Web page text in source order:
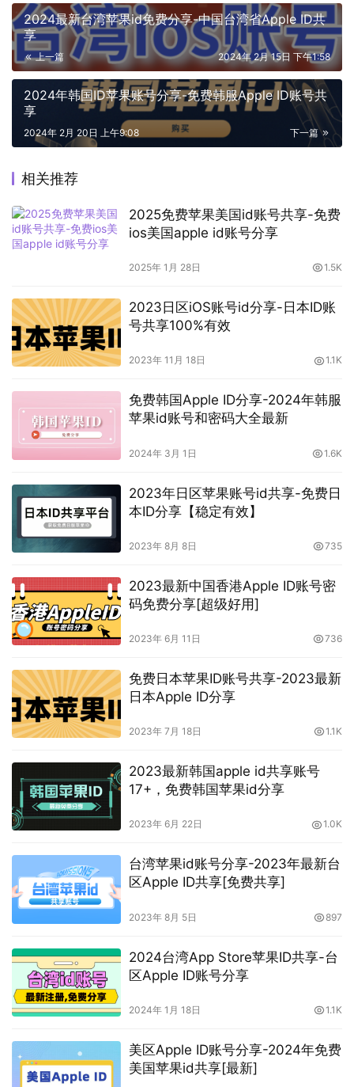
2024最新台湾苹果id免费分享-中国台湾省Apple ID共
享
上一篇 2024年 2月 15日 下午1:58
2024年韩国ID苹果账号分享-免费韩服Apple ID账号共
享
下一篇
2024年 2月 20日 上午9:08
相关推荐
2025免费苹果美国id账号共享-免费
ios美国apple id账号分享
2025年 1月 28日 1.5K
2023日区iOS账号id分享-日本ID账
号共享100%有效
2023年 11月 18日 1.1K
免费韩国Apple ID分享-2024年韩服
苹果id账号和密码大全最新
2024年 3月 1日 1.6K
2023年日区苹果账号id共享-免费日
本ID分享【稳定有效】
2023年 8月 8日 735
2023最新中国香港Apple ID账号密
码免费分享[超级好用]
2023年 6月 11日 736
免费日本苹果ID账号共享-2023最新
日本Apple ID分享
2023年 7月 18日 1.1K
2023最新韩国apple id共享账号
17+，免费韩国苹果id分享
2023年 6月 22日 1.0K
台湾苹果id账号分享-2023年最新台
区Apple ID共享[免费共享]
2023年 8月 5日 897
2024台湾App Store苹果ID共享-台
区Apple ID账号分享
2024年 1月 18日 1.1K
美区Apple ID账号分享-2024年免费
美国苹果id共享[最新]